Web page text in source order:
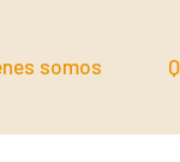
somos